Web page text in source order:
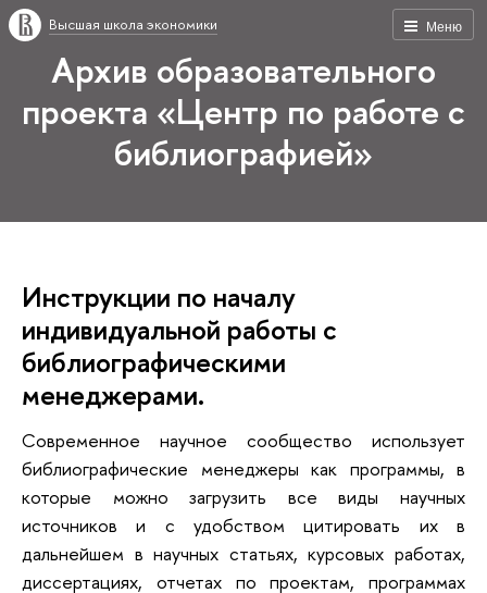
Меню
Высшая школа экономики
Архив образовательного
проекта «Центр по работе с
библиографией»
Инструкции по началу
индивидуальной работы с
библиографическими
менеджерами.
Современное научное сообщество использует
библиографические менеджеры как программы, в
которые можно загрузить все виды научных
источников и с удобством цитировать их в
дальнейшем в научных статьях, курсовых работах,
диссертациях, отчетах по проектам, программах